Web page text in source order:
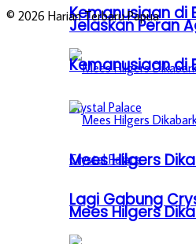
Kemanusiaan di
Mees Hilgers
Lagi Gabung
Jelaskan Peran
Kemanusiaan di
Mees Hilgers
© 2026 Harian Terbaru Papua